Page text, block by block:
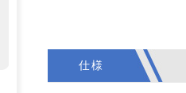
仕様